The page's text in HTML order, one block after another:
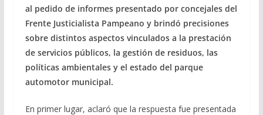
al pedido de informes presentado por concejales del
Frente Justicialista Pampeano y brindó precisiones
sobre distintos aspectos vinculados a la prestación
de servicios públicos, la gestión de residuos, las
políticas ambientales y el estado del parque
automotor municipal.
En primer lugar, aclaró que la respuesta fue presentada